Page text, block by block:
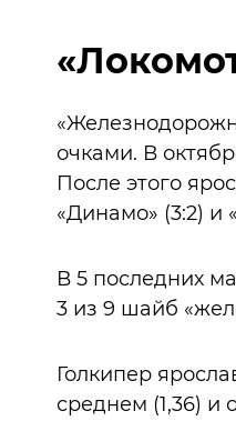
очками. В
После этого
«Динамо» (3:2) и
В 5 последних
3 из 9 шайб
Голкипер
среднем (1,36) и